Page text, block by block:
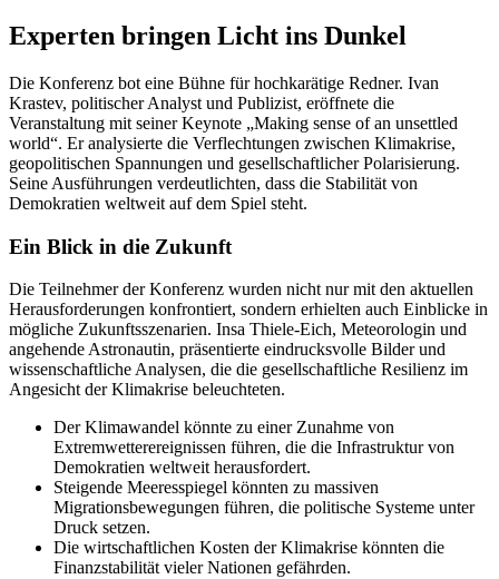
Experten bringen Licht ins Dunkel
Die Konferenz bot eine Bühne für hochkarätige Redner. Ivan
Krastev, politischer Analyst und Publizist, eröffnete die
Veranstaltung mit seiner Keynote „Making sense of an unsettled
world“. Er analysierte die Verflechtungen zwischen Klimakrise,
geopolitischen Spannungen und gesellschaftlicher Polarisierung.
Seine Ausführungen verdeutlichten, dass die Stabilität von
Demokratien weltweit auf dem Spiel steht.
Ein Blick in die Zukunft
Die Teilnehmer der Konferenz wurden nicht nur mit den aktuellen
Herausforderungen konfrontiert, sondern erhielten auch Einblicke in
mögliche Zukunftsszenarien. Insa Thiele-Eich, Meteorologin und
angehende Astronautin, präsentierte eindrucksvolle Bilder und
wissenschaftliche Analysen, die die gesellschaftliche Resilienz im
Angesicht der Klimakrise beleuchteten.
Der Klimawandel könnte zu einer Zunahme von
Extremwetterereignissen führen, die die Infrastruktur von
Demokratien weltweit herausfordert.
Steigende Meeresspiegel könnten zu massiven
Migrationsbewegungen führen, die politische Systeme unter
Druck setzen.
Die wirtschaftlichen Kosten der Klimakrise könnten die
Finanzstabilität vieler Nationen gefährden.